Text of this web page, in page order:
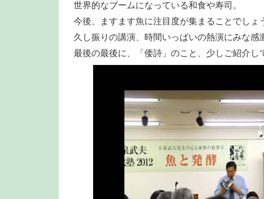
世界的なブームになっている和食や寿司。
今後、ますます魚に注目度が集まることでしょ
久し振りの講演、時間いっぱいの熱演にみな感
最後の最後に、「倭詩」のこと、少しご紹介し